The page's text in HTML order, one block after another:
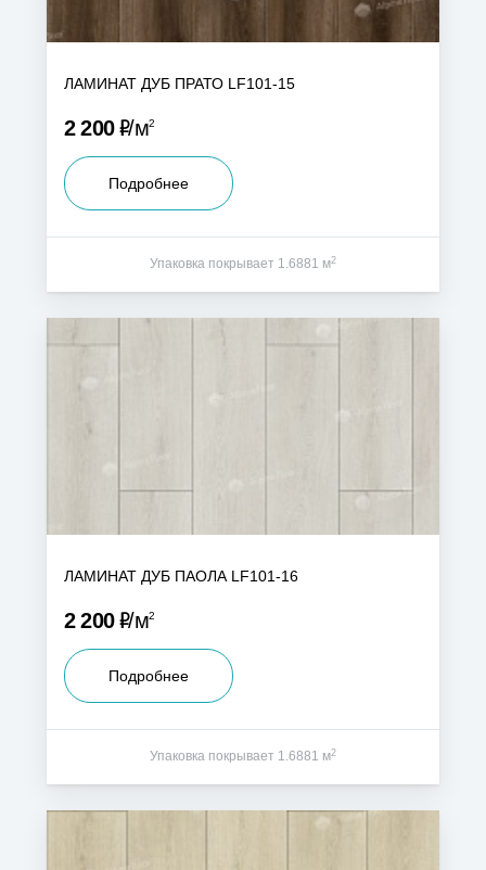
ЛАМИНАТ ДУБ ПРАТО LF101-15
2 200Р м2
Подробнее
Упаковка покрывает 1.6881 м2
ЛАМИНАТ ДУБ ПАОЛА LF101-16
2 200Р м2
Подробнее
Упаковка покрывает 1.6881 м2